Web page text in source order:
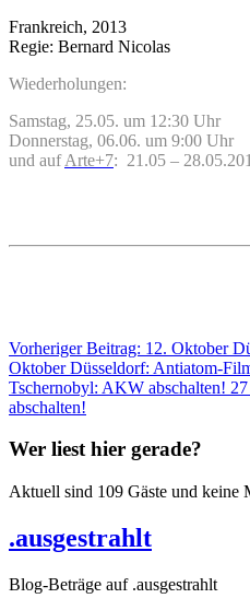
Frankreich, 2013
Regie: Bernard Nicolas
Wiederholungen:
Samstag, 25.05. um 12:30 Uhr
Donnerstag, 06.06. um 9:00 Uhr
und aufArte+7: 21.05 –
Vorheriger Beitrag: 12. Oktober
Oktober Düsseldorf: Antiatom-
Tschernobyl: AKW abschalten!
abschalten!
Wer liest hier gerade?
Aktuell sind 109 Gäste und keine
.ausgestrahlt
Blog-Beträge auf .ausgestrahlt